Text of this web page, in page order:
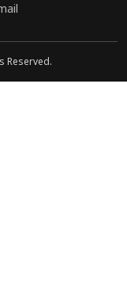
Reserved.